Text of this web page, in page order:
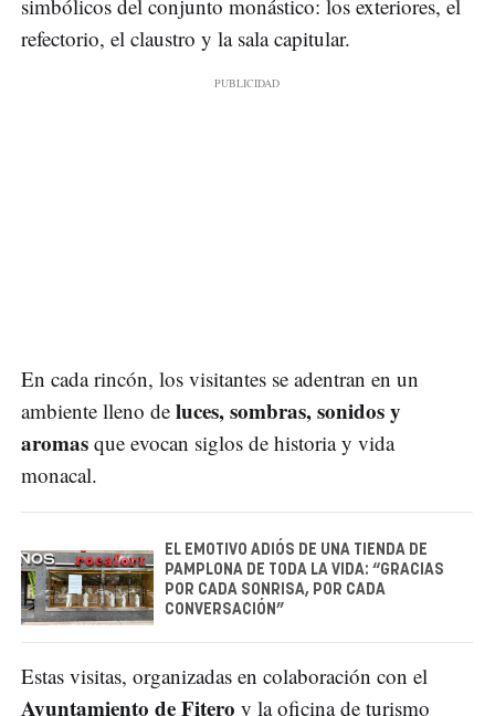
simbólicos del conjunto monástico: los exteriores, el
refectorio, el claustro y la sala capitular.
En cada rincón, los visitantes se adentran en un
ambiente lleno de luces, sombras, sonidos y
aromas que evocan siglos de historia y vida
monacal.
EL EMOTIVO ADIÓS DE UNA TIENDA DE
PAMPLONA DE TODA LA VIDA: “GRACIAS
POR CADA SONRISA, POR CADA
CONVERSACIÓN”
Estas visitas, organizadas en colaboración con el
Ayuntamiento de Fitero y la oficina de turismo